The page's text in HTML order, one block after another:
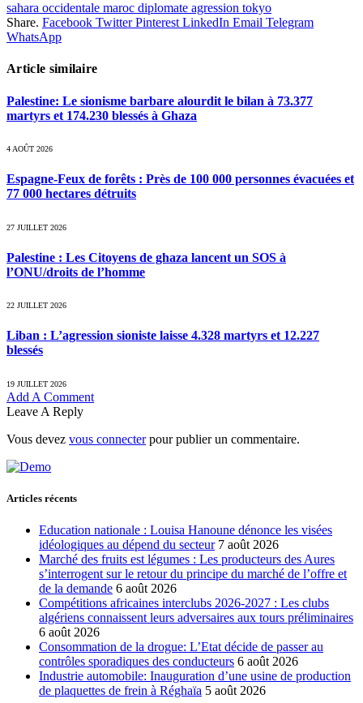
sahara occidentale maroc diplomate agression tokyo
Share. Facebook Twitter Pinterest LinkedIn Email Telegram
WhatsApp
Article similaire
Palestine: Le sionisme barbare alourdit le bilan à 73.377
martyrs et 174.230 blessés à Ghaza
4 AOÛT 2026
Espagne-Feux de forêts : Près de 100 000 personnes évacuées et
77 000 hectares détruits
27 JUILLET 2026
Palestine : Les Citoyens de ghaza lancent un SOS à
l’ONU/droits de l’homme
22 JUILLET 2026
Liban : L’agression sioniste laisse 4.328 martyrs et 12.227
blessés
19 JUILLET 2026
Add A Comment
Leave A Reply
Vous devez vous connecterpour publier un commentaire.
Articles récents
Education nationale : Louisa Hanoune dénonce les visées
idéologiques au dépend du secteur 7 août 2026
Marché des fruits est légumes : Les producteurs des Aures
s’interrogent sur le retour du principe du marché de l’offre et
de la demande 6 août 2026
Compétitions africaines interclubs 2026-2027 : Les clubs
algériens connaissent leurs adversaires aux tours préliminaires
6 août 2026
Consommation de la drogue: L’Etat décide de passer au
contrôles sporadiques des conducteurs 6 août 2026
Industrie automobile: Inauguration d’une usine de production
de plaquettes de frein à Réghaïa 5 août 2026